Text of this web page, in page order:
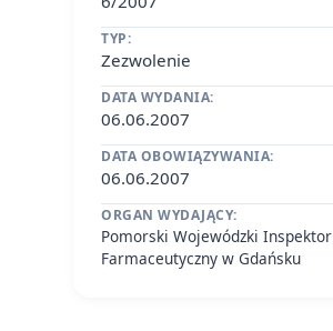
TYP:
Zezwolenie
DATA WYDANIA:
06.06.2007
DATA OBOWIĄZYWANIA:
06.06.2007
ORGAN WYDAJĄCY:
Pomorski Wojewódzki Inspektor
Farmaceutyczny w Gdańsku